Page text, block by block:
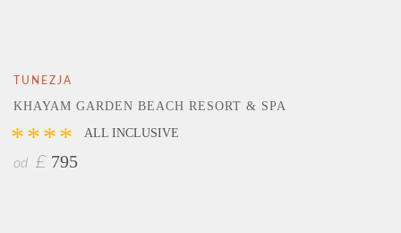
TUNEZJA
KHAYAM GARDEN BEACH RESORT & SPA
**** ALL INCLUSIVE
od £ 795